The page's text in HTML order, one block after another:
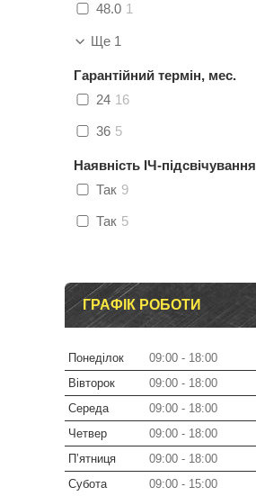
48.0 1
Ще 1
Гарантійний термін, мес.
24 16
36 5
Наявність ІЧ-підсвічування
Так 9
Так 5
ГРАФІК РОБОТИ
Понеділок 09:00
18:00
Вівторок
09:00
18:00
Середа
09:00
18:00
Четвер
09:00
18:00
Пʼятниця
09:00
18:00
Субота
09:00 15:00